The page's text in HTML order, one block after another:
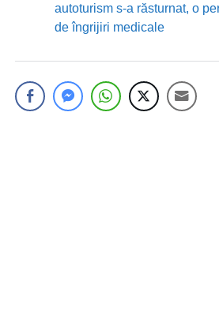
autoturism s-a răsturnat, o
de îngrijiri medicale